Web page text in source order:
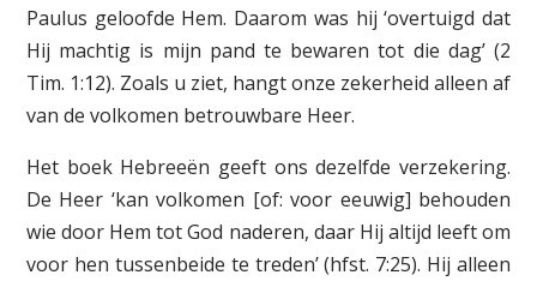
Paulus geloofde Hem. Daarom was hij ‘overtuigd dat
Hij machtig is mijn pand te bewaren tot die dag’ (2
Tim. 1:12). Zoals u ziet, hangt onze zekerheid alleen af
van de volkomen betrouwbare Heer.
Het boek Hebreeën geeft ons dezelfde verzekering.
De Heer ‘kan volkomen [of: voor eeuwig] behouden
wie door Hem tot God naderen, daar Hij altijd leeft om
voor hen tussenbeide te treden’ (hfst. 7:25). Hij alleen